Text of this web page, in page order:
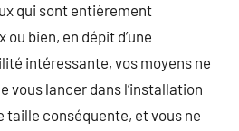
qui sont entièrement
bien, en dépit d’une
intéressante, vos moyens ne
vous lancer dans l’installation
taille conséquente, et vous ne